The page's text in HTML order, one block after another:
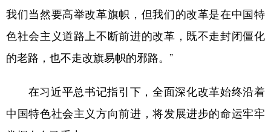
我们当然要高举改革旗帜，但我们的改革是在中国特
色社会主义道路上不断前进的改革，既不走封闭僵化
的老路，也不走改旗易帜的邪路。”
在习近平总书记指引下，全面深化改革始终沿着
中国特色社会主义方向前进，将发展进步的命运牢牢